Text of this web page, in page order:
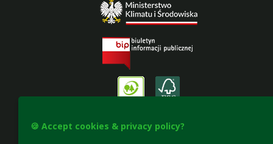
🍪 Accept cookies & privacy policy?